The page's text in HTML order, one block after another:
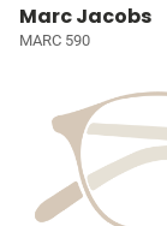
Marc Jacobs
MARC 590